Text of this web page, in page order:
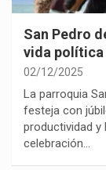
San Pedro
vida política
02/12/2025
La parroquia
festeja con
productividad y
celebración…